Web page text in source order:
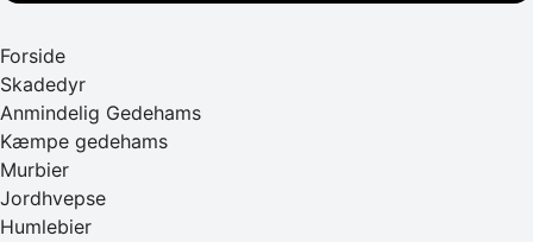
Forside
Skadedyr
Anmindelig Gedehams
Kæmpe gedehams
Murbier
Jordhvepse
Humlebier